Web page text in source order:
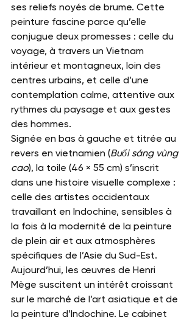
ses reliefs noyés de brume. Cette
peinture fascine parce qu’elle
conjugue deux promesses : celle du
voyage, à travers un Vietnam
intérieur et montagneux, loin des
centres urbains, et celle d’une
contemplation calme, attentive aux
rythmes du paysage et aux gestes
des hommes.
Signée en bas à gauche et titrée au
revers en vietnamien (Buổi sáng vùng
cao), la toile (46 × 55 cm) s’inscrit
dans une histoire visuelle complexe :
celle des artistes occidentaux
travaillant en Indochine, sensibles à
la fois à la modernité de la peinture
de plein air et aux atmosphères
spécifiques de l’Asie du Sud-Est.
Aujourd’hui, les œuvres de Henri
Mège suscitent un intérêt croissant
sur le marché de l’art asiatique et de
la peinture d’Indochine. Le cabinet